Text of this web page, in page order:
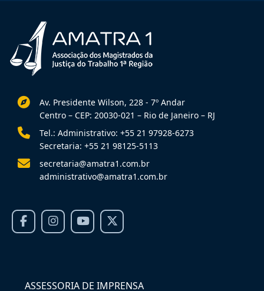
Av. Presidente Wilson, 228 - 7º Andar
Centro – CEP: 20030-021 – Rio de Janeiro – RJ
Tel.: Administrativo: +55 21 97928-6273
Secretaria: +55 21 98125-5113
secretaria@amatra1.com.br
administrativo@amatra1.com.br
ASSESSORIA DE IMPRENSA